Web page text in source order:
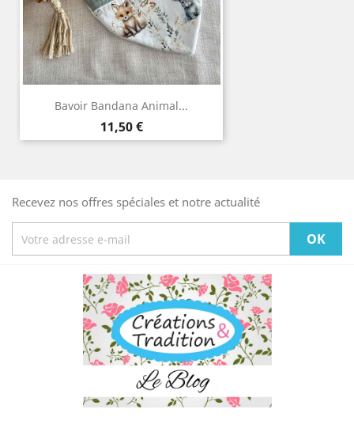
Bavoir Bandana Animal...
Prix
11,50 €
Recevez nos offres spéciales et notre actualité